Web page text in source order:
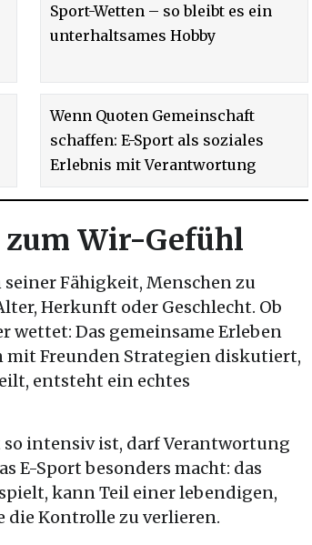
Sport-Wetten – so bleibt es ein
unterhaltsames Hobby
Wenn Quoten Gemeinschaft
schaffen: E-Sport als soziales
Erlebnis mit Verantwortung
zum Wir-Gefühl
Fähigkeit, Menschen zu
Herkunft oder Geschlecht. Ob
wettet: Das gemeinsame Erleben
mit Freunden Strategien diskutiert,
entsteht ein echtes
so intensiv ist, darf Verantwortung
E-Sport besonders macht: das
kann Teil einer lebendigen,
die Kontrolle zu verlieren.